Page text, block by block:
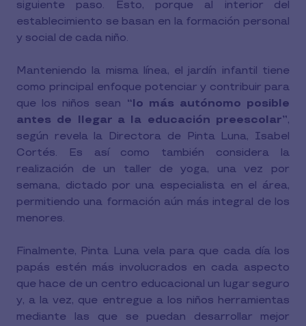
siguiente paso. Esto, porque al interior del
establecimiento se basan en la formación personal
y social de cada niño.
Manteniendo la misma línea, el jardín infantil tiene
como principal enfoque potenciar y contribuir para
que los niños sean “lo más autónomo posible
antes de llegar a la educación preescolar”,
según revela la Directora de Pinta Luna, Isabel
Cortés. Es así como también considera la
realización de un taller de yoga, una vez por
semana, dictado por una especialista en el área,
permitiendo una formación aún más integral de los
menores.
Finalmente, Pinta Luna vela para que cada día los
papás estén más involucrados en cada aspecto
que hace de un centro educacional un lugar seguro
y, a la vez, que entregue a los niños herramientas
mediante las que se puedan desarrollar mejor